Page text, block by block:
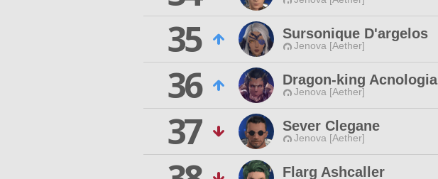
35
Sursonique D'argelos
Jenova [Aether]
36
Dragon-king Acnologia
Jenova [Aether]
37
Sever Clegane
Jenova [Aether]
Flarg Ashcaller